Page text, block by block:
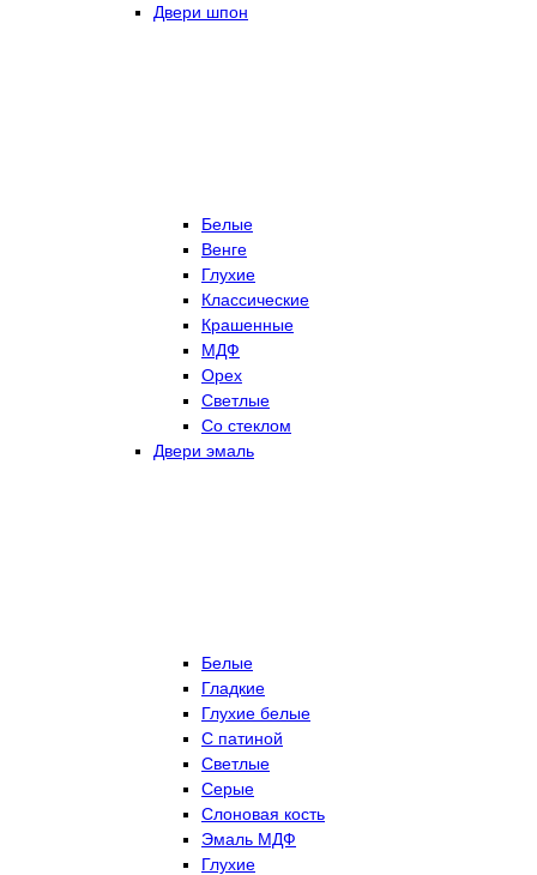
Двери шпон
Белые
Венге
Глухие
Классические
Крашенные
МДФ
Орех
Светлые
Со стеклом
Двери эмаль
Белые
Гладкие
Глухие белые
С патиной
Светлые
Серые
Слоновая кость
Эмаль МДФ
Глухие